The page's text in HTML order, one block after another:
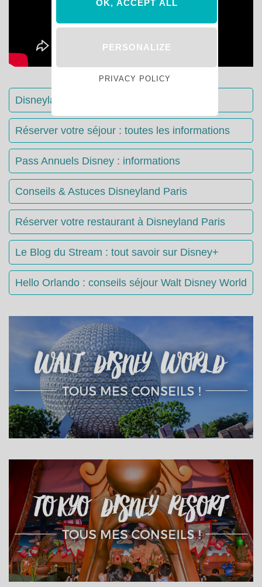
Disneyland Paris : Le guide complet
Réserver votre séjour : toutes les informations
Pass Annuels Disney : informations
Conseils & Astuces Disneyland Paris
Réserver votre restaurant à Disneyland Paris
Le Blog du Stream : tout savoir sur Disney+
Hello Orlando : conseils séjour Walt Disney World
OK, ACCEPT ALL
PERSONALIZE
PRIVACY POLICY